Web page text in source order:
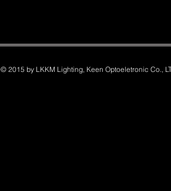
© 2015 by LKKM Lighting, Keen Optoeletronic Co.,